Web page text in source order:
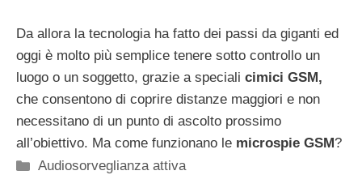
Da allora la tecnologia ha fatto dei passi da giganti ed
oggi è molto più semplice tenere sotto controllo un
luogo o un soggetto, grazie a speciali cimici GSM,
che consentono di coprire distanze maggiori e non
necessitano di un punto di ascolto prossimo
all’obiettivo. Ma come funzionano le microspie GSM ?
Categorie
Audiosorveglianza attiva